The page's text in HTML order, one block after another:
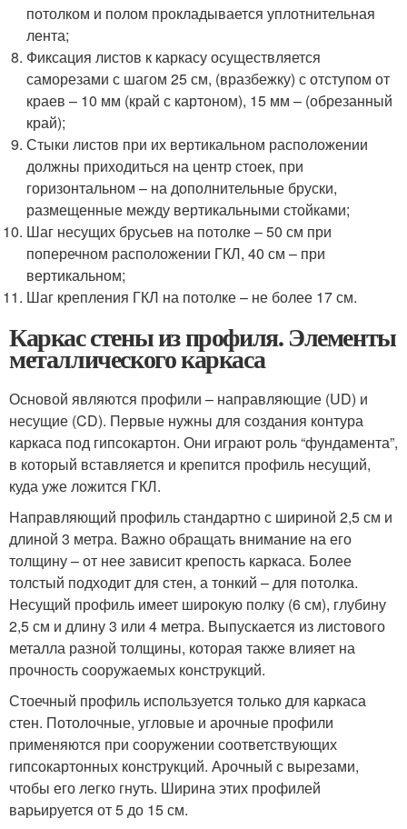
потолком и полом прокладывается уплотнительная
лента;
Фиксация листов к каркасу осуществляется
саморезами с шагом 25 см, (вразбежку) с отступом от
краев – 10 мм (край с картоном), 15 мм – (обрезанный
край);
Стыки листов при их вертикальном расположении
должны приходиться на центр стоек, при
горизонтальном – на дополнительные бруски,
размещенные между вертикальными стойками;
Шаг несущих брусьев на потолке – 50 см при
поперечном расположении ГКЛ, 40 см – при
вертикальном;
Шаг крепления ГКЛ на потолке – не более 17 см.
Каркас стены из профиля. Элементы
металлического каркаса
Основой являются профили – направляющие (UD) и
несущие (CD). Первые нужны для создания контура
каркаса под гипсокартон. Они играют роль “фундамента”,
в который вставляется и крепится профиль несущий,
куда уже ложится ГКЛ.
Направляющий профиль стандартно с шириной 2,5 см и
длиной 3 метра. Важно обращать внимание на его
толщину – от нее зависит крепость каркаса. Более
толстый подходит для стен, а тонкий – для потолка.
Несущий профиль имеет широкую полку (6 см), глубину
2,5 см и длину 3 или 4 метра. Выпускается из листового
металла разной толщины, которая также влияет на
прочность сооружаемых конструкций.
Стоечный профиль используется только для каркаса
стен. Потолочные, угловые и арочные профили
применяются при сооружении соответствующих
гипсокартонных конструкций. Арочный с вырезами,
чтобы его легко гнуть. Ширина этих профилей
варьируется от 5 до 15 см.